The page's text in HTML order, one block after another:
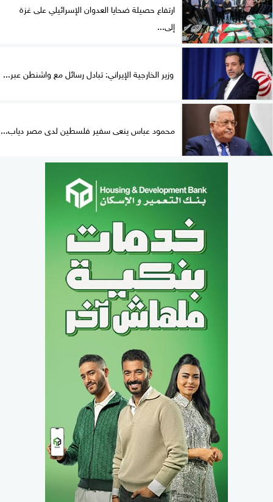
ارتفاع حصيلة ضحايا العدوان الإسرائيلي على غزة
إلى...
وزير الخارجية الإيراني: تبادل رسائل مع واشنطن عبر...
محمود عباس ينعى سفير فلسطين لدى مصر دياب...